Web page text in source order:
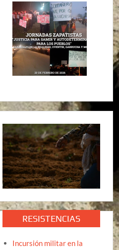
RESISTENCIAS
Incursión militar en la